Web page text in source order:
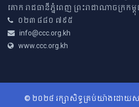
គោក រាជធានីភ្នំពេញ ព្រះរាជាណាច​ក្រកម្ពុ
០២៣ ៨៨០ ៧៩៥
info@ccc.org.kh
www.ccc.org.kh
© ២០២៤ រក្សាសិទ្ធគ្រប់យ៉ាងដោយស